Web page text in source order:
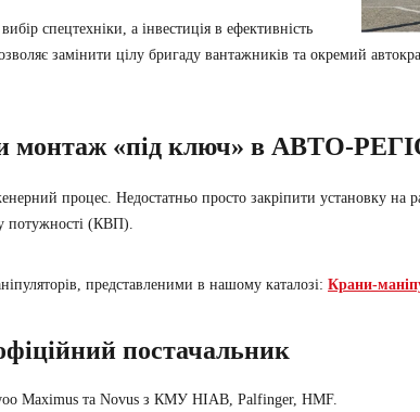
спецтехніки, а інвестиція в ефективність
замінити цілу бригаду вантажників та окремий
монтаж «під ключ» в АВТО-
процес. Недостатньо просто закріпити установку на
потужності (КВП).
представленими в нашому каталозі: Крани-
постачальник
Maximus та Novus з КМУ HIAB, Palfinger, HMF.